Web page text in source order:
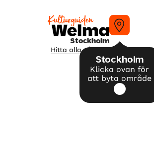
Stockholm
Stockholm
Klicka ovan för
att byta område
Hitta alla våra tips på